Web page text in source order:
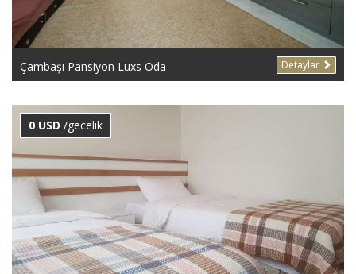
Çambaşı Pansiyon Luxs Oda Detaylar
0 USD /gecelik